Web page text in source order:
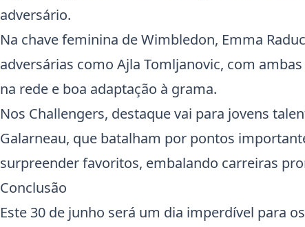
adversário.
Na chave feminina deWimbledon, Emma
adversárias como Ajla Tomljanovic, com
na rede e boa adaptação à grama.
Nos Challengers, destaque vai para jovens
Galarneau, que batalham por pontos
surpreender favoritos, embalando carreiras
Conclusão
Este 30 de junho será um dia imperdível para